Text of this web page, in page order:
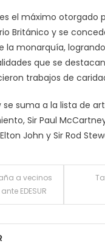
es el máximo otorgado
Británico y se
la monarquía,
que se
trabajos de
se suma a la lista de
Sir Paul
John y Sir Rod
a vecinos
EDESUR